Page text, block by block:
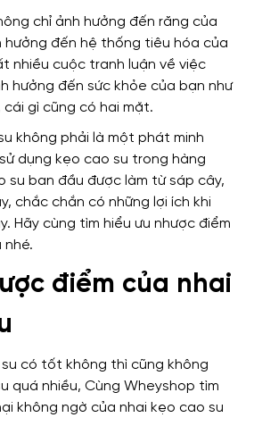
chỉ ảnh hưởng đến răng của
hưởng đến hệ thống tiêu hóa của
nhiều cuộc tranh luận về việc
hưởng đến sức khỏe của bạn như
gì cũng có hai mặt.
không phải là một phát minh
dụng kẹo cao su trong hàng
su ban đầu được làm từ sáp cây,
chắc chắn có những lợi ích khi
Hãy cùng tìm hiểu ưu nhược điểm
nhé.
điểm của nhai